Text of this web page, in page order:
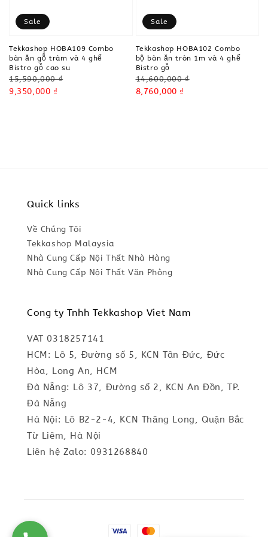
Sale
Tekkashop HOBA109 Combo
bàn ăn gỗ tràm và 4 ghế
Bistro gỗ cao su
Regular
price
15,590,000 ₫
Sale
9,350,000 ₫
Sale
Tekkashop HOBA102 Combo
bộ bàn ăn tròn 1m và 4 ghế
Bistro gỗ
Regular
price
14,600,000 ₫
Sale
8,760,000 ₫
Quick links
Về Chúng Tôi
Tekkashop Malaysia
Nhà Cung Cấp Nội Thất Nhà Hàng
Nhà Cung Cấp Nội Thất Văn Phòng
Cong ty Tnhh Tekkashop Viet Nam
VAT 0318257141
HCM: Lô 5, Đường số 5, KCN Tân Đức, Đức
Hòa, Long An, HCM
Đà Nẵng: Lô 37, Đường số 2, KCN An Đồn, TP.
Đà Nẵng
Hà Nội: Lô B2-2-4, KCN Thăng Long, Quận Bắc
Từ Liêm, Hà Nội
Liên hệ Zalo: 0931268840